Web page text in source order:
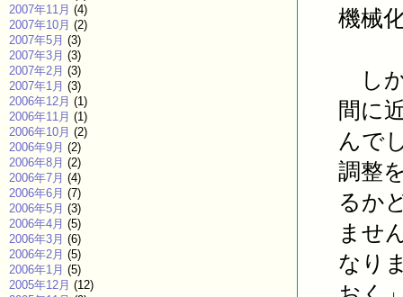
機械
し
間に
んで
調整
るか
ませ
なり
2007年11月 (4)
2007年10月 (2)
2007年5月 (3)
2007年3月 (3)
2007年2月 (3)
2007年1月 (3)
2006年12月 (1)
2006年11月 (1)
2006年10月 (2)
2006年9月 (2)
2006年8月 (2)
2006年7月 (4)
2006年6月 (7)
2006年5月 (3)
2006年4月 (5)
2006年3月 (6)
2006年2月 (5)
2006年1月 (5)
2005年12月 (12)